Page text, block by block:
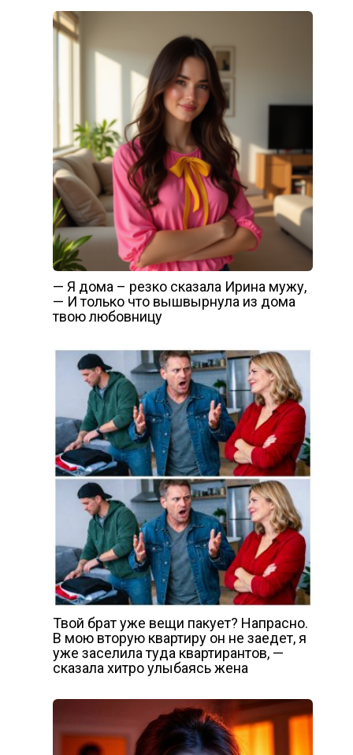
— Я дома – резко сказала Ирина мужу,
— И только что вышвырнула из дома
твою любовницу
Твой брат уже вещи пакует? Напрасно.
В мою вторую квартиру он не заедет, я
уже заселила туда квартирантов, —
сказала хитро улыбаясь жена